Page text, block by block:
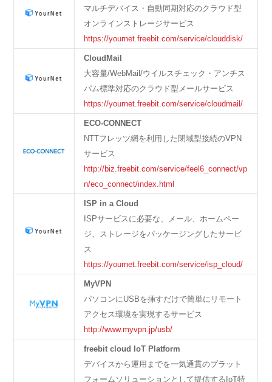
マルチデバイス・自動同期対応のクラウド型
オンラインストレージサービス
https://yournet.freebit.com/service/clouddisk/
CloudMail
大容量/WebMail/ウイルスチェック・アンチス
パム標準対応のクラウド型メールサービス
https://yournet.freebit.com/service/cloudmail/
ECO-CONNECT
NTTフレッツ網を利用した閉域型接続のVPN
サービス
http://biz.freebit.com/service/feel6_connect/vp
n/eco_connect/index.html
ISP in a Cloud
ISPサービスに必要な、メール、ホームペー
ジ、ストレージをパッケージングしたサービ
ス
https://yournet.freebit.com/service/isp_cloud/
MyVPN
パソコンにUSBを挿すだけで簡単にリモート
アクセス環境を実現するサービス
http://www.myvpn.jp/usb/
freebit cloud IoT Platform
デバイスから運用までを一気通貫のプラット
フォームソリューションとして提供するIoT特